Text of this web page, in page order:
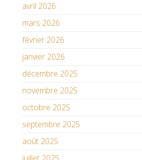
avril 2026
mars 2026
février 2026
janvier 2026
décembre 2025
novembre 2025
octobre 2025
septembre 2025
août 2025